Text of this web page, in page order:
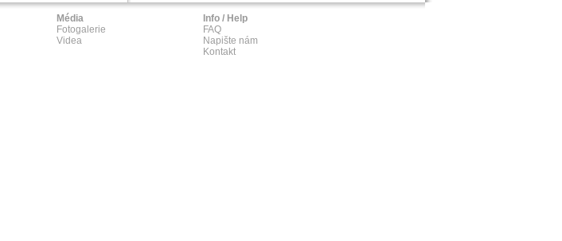
Média
Fotogalerie
Videa
Info / Help
FAQ
Napište nám
Kontakt